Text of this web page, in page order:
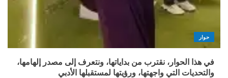
حوار
في هذا الحوار، نقترب من بداياتها، ونتعرف إلى مصدر إلهامها،
والتحديات التي واجهتها، ورؤيتها لمستقبلها الأدبي